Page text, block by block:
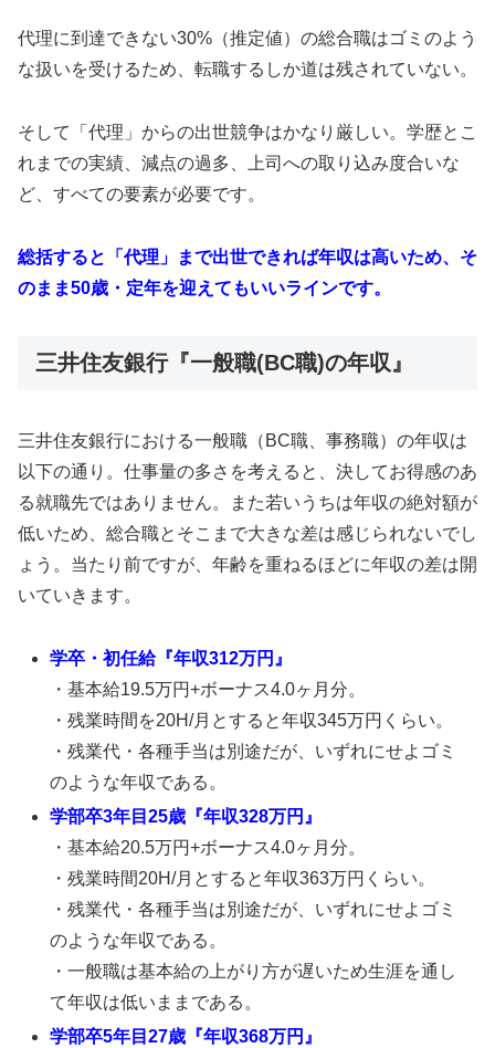
代理に到達できない30%（推定値）の総合職はゴミのよう
な扱いを受けるため、転職するしか道は残されていない。
そして「代理」からの出世競争はかなり厳しい。学歴とこ
れまでの実績、減点の過多、上司への取り込み度合いな
ど、すべての要素が必要です。
総括すると「代理」まで出世できれば年収は高いため、そ
のまま50歳・定年を迎えてもいいラインです。
三井住友銀行『一般職(BC職)の年収』
三井住友銀行における一般職（BC職、事務職）の年収は
以下の通り。仕事量の多さを考えると、決してお得感のあ
る就職先ではありません。また若いうちは年収の絶対額が
低いため、総合職とそこまで大きな差は感じられないでし
ょう。当たり前ですが、年齢を重ねるほどに年収の差は開
いていきます。
学卒・初任給『年収312万円』
・基本給19.5万円+ボーナス4.0ヶ月分。
・残業時間を20H/月とすると年収345万円くらい。
・残業代・各種手当は別途だが、いずれにせよゴミ
のような年収である。
学部卒3年目25歳『年収328万円』
・基本給20.5万円+ボーナス4.0ヶ月分。
・残業時間20H/月とすると年収363万円くらい。
・残業代・各種手当は別途だが、いずれにせよゴミ
のような年収である。
・一般職は基本給の上がり方が遅いため生涯を通し
て年収は低いままである。
学部卒5年目27歳『年収368万円』